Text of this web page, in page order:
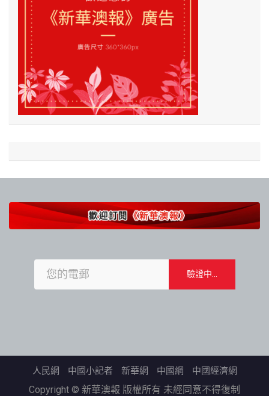
人民網 中國小記者 新華網 中國網 中國經濟網
Copyright © 新華澳報 版權所有 未經同意不得復制